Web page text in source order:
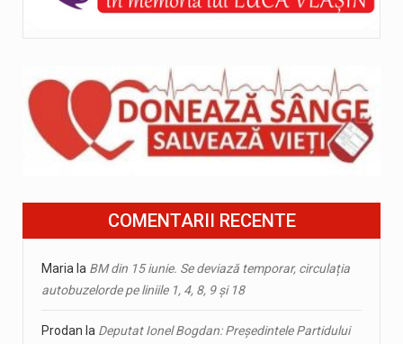
COMENTARII RECENTE
Maria la BM din 15 iunie. Se deviază temporar, circulația
autobuzelorde pe liniile 1, 4, 8, 9 și 18
Prodan la Deputat Ionel Bogdan: Președintele Partidului